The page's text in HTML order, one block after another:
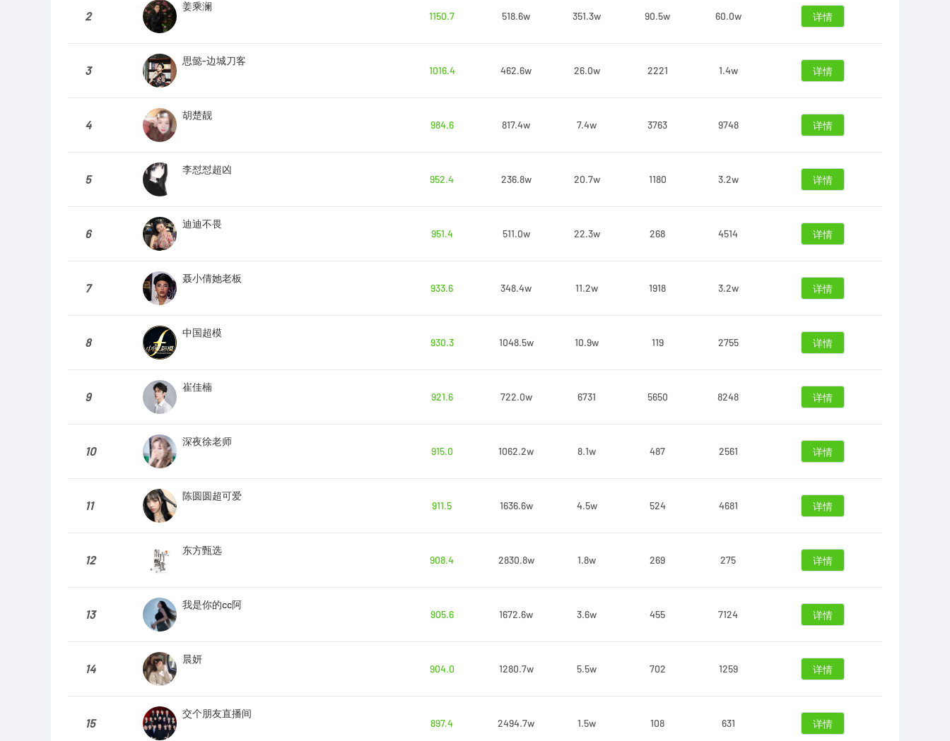
2
姜乘澜
1150.7
518.6w 351.3w 90.5w 60.0w 详情
3
思懿-边城刀客
1016.4
462.6w 26.0w 2221 1.4w 详情
4
胡楚靓
984.6
817.4w 7.4w 3763 9748 详情
5
李怼怼超凶
952.4
236.8w 20.7w 1180 3.2w 详情
6
迪迪不畏
951.4
511.0w 22.3w 268 4514 详情
7
聂小倩她老板
933.6
348.4w 11.2w 1918 3.2w 详情
8
中国超模
930.3
1048.5w 10.9w 119 2755 详情
9
崔佳楠
921.6
722.0w 6731 5650 8248 详情
10
深夜徐老师
915.0
1062.2w 8.1w 487 2561 详情
11
陈圆圆超可爱
911.5
1636.6w 4.5w 524 4681 详情
12
东方甄选
908.4
2830.8w 1.8w 269 275 详情
13
我是你的cc阿
905.6
1672.6w 3.6w 455 7124 详情
14
晨妍
904.0
1280.7w 5.5w 702 1259 详情
15
交个朋友直播间
897.4
2494.7w 1.5w 108 631 详情